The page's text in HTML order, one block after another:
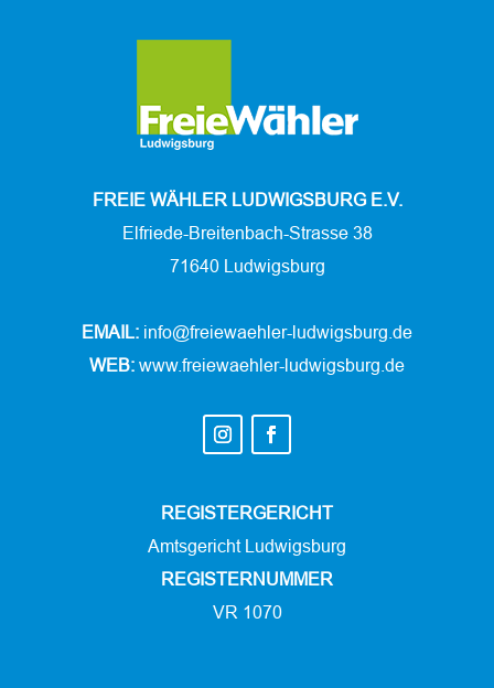
FREIE WÄHLER LUDWIGSBURG E.V.
Elfriede-Breitenbach-Strasse 38
71640 Ludwigsburg
EMAIL: info@freiewaehler-ludwigsburg.de
WEB: www.freiewaehler-ludwigsburg.de
REGISTERGERICHT
Amtsgericht Ludwigsburg
REGISTERNUMMER
VR 1070